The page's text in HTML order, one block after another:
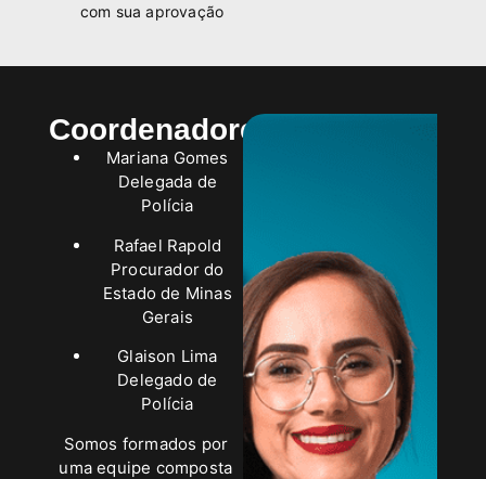
com sua aprovação
Coordenadores
Mariana Gomes
Delegada de
Polícia
Rafael Rapold
Procurador do
Estado de Minas
Gerais
Glaison Lima
Delegado de
Polícia
Somos formados por
uma equipe composta